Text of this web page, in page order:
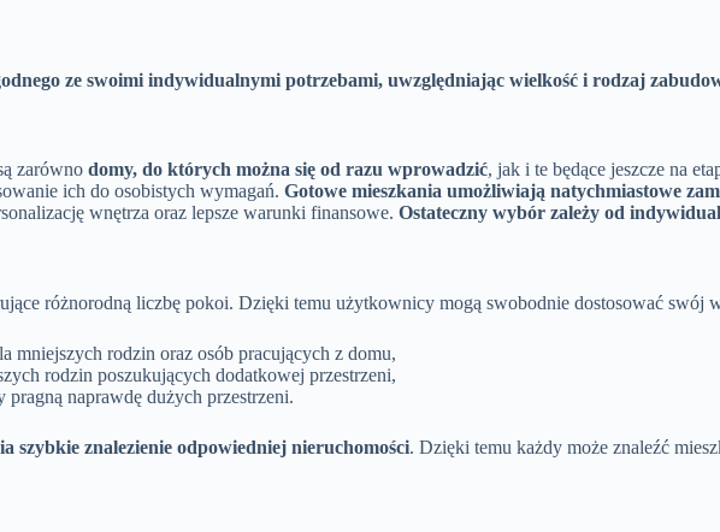
ze swoimi indywidualnymi potrzebami, uwzględniając wielkość i rodzaj
zarówno domy, do których można się od razu wprowadzić, jak i te będące jeszcze na
ich do osobistych wymagań. Gotowe mieszkania umożliwiają natychmiastowe
wnętrza oraz lepsze warunki finansowe. Ostateczny wybór zależy od
różnorodną liczbę pokoi. Dzięki temu użytkownicy mogą swobodnie dostosować swój
mniejszych rodzin oraz osób pracujących z domu,
rodzin poszukujących dodatkowej przestrzeni,
naprawdę dużych przestrzeni.
szybkie znalezienie odpowiedniej nieruchomości. Dzięki temu każdy może znaleźć